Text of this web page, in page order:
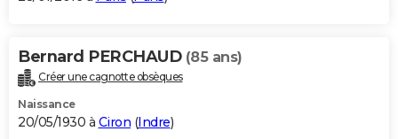
Bernard PERCHAUD (85 ans)
Créer une cagnotte obsèques
Naissance
20/05/1930 à Ciron (Indre)